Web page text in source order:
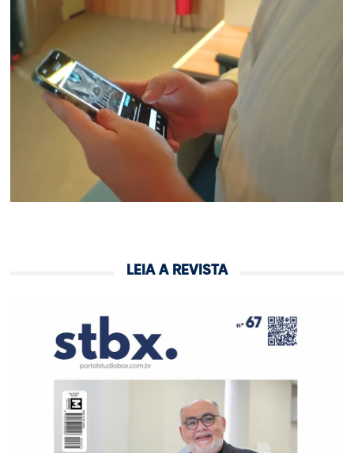
LEIA A REVISTA